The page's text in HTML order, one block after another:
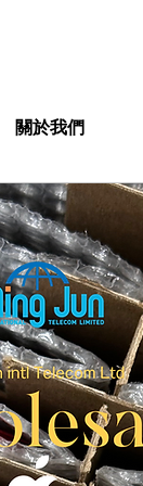
關於我們